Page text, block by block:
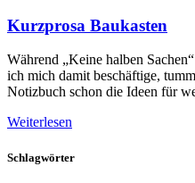
Kurzprosa Baukasten
Während „Keine halben
ich mich damit beschäftige,
Notizbuch schon die Ideen für
Weiterlesen
Schlagwörter